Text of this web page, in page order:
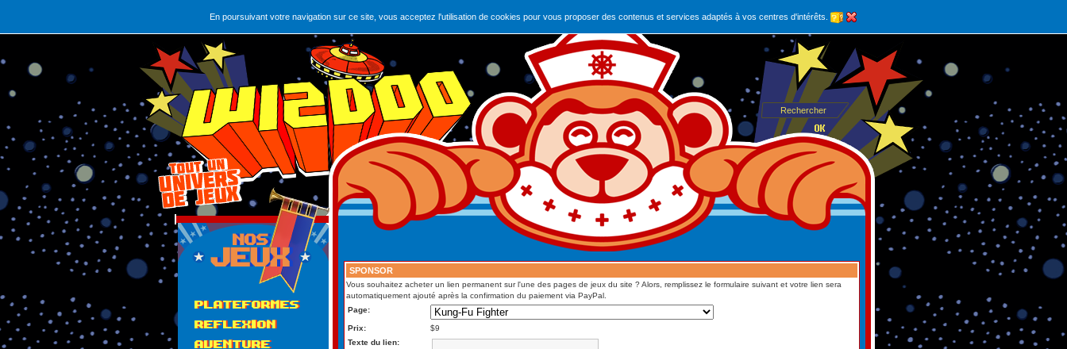
En poursuivant votre navigation sur ce site, vous acceptez l'utilisation de cookies pour vous proposer des contenus et services adaptés à vos centres d'intérêts.
PLATEFORMES
REFLEXION
AVENTURE
SPONSOR
Vous souhaitez acheter un lien permanent sur l'une des pages de jeux du site ? Alors, remplissez le formulaire suivant et votre lien sera
automatiquement ajouté après la confirmation du paiement via PayPal.
Page:
Prix:
$9
Texte du lien: